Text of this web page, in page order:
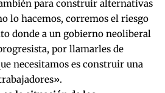
para construir alternativas
lo hacemos, corremos el riesgo
donde a un gobierno neoliberal
por llamarles de
necesitamos es construir una